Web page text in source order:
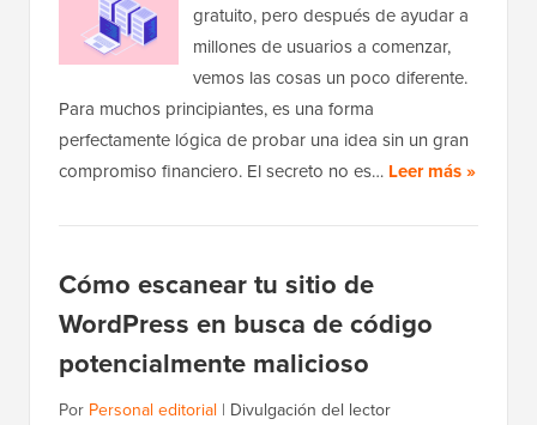
gratuito, pero después de ayudar a
millones de usuarios a comenzar,
vemos las cosas un poco diferente.
Para muchos principiantes, es una forma
perfectamente lógica de probar una idea sin un gran
compromiso financiero. El secreto no es… Leer más »
Cómo escanear tu sitio de
WordPress en busca de código
potencialmente malicioso
Por Personal editorial | Divulgación del lector